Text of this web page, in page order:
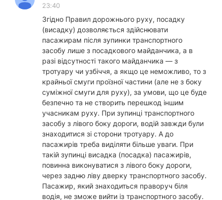
23:40
Згідно Правил дорожнього руху, посадку
(висадку) дозволяється здійснювати
пасажирам після зупинки транспортного
засобу лише з посадкового майданчика, а в
разі відсутності такого майданчика — з
тротуару чи узбіччя, а якщо це неможливо, то з
крайньої смуги проїзної частини (але не з боку
суміжної смуги для руху), за умови, що це буде
безпечно та не створить перешкод іншим
учасникам руху. При зупинці транспортного
засобу з лівого боку дороги, водій завжди були
знаходитися зі сторони тротуару. А до
пасажирів треба виділяти більше уваги. При
такій зупинці висадка (посадка) пасажирів,
повинна виконуватися з лівого боку дороги,
через задню ліву дверку транспортного засобу.
Пасажир, який знаходиться праворуч біля
водія, не зможе вийти із транспортного засобу.